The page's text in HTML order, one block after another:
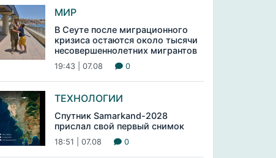
МИР
В Сеуте после миграционного
кризиса остаются около тысячи
несовершеннолетних мигрантов
19:43 | 07.08 0
ТЕХНОЛОГИИ
Спутник Samarkand-2028
прислал свой первый снимок
18:51 | 07.08 0